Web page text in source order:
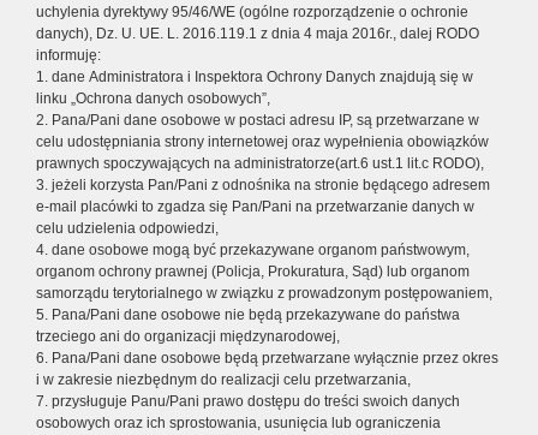
uchylenia dyrektywy 95/46/WE (ogólne rozporządzenie o ochronie
danych), Dz. U. UE. L. 2016.119.1 z dnia 4 maja 2016r., dalej RODO
informuję:
1. dane Administratora i Inspektora Ochrony Danych znajdują się w
linku „Ochrona danych osobowych”,
2. Pana/Pani dane osobowe w postaci adresu IP, są przetwarzane w
celu udostępniania strony internetowej oraz wypełnienia obowiązków
prawnych spoczywających na administratorze(art.6 ust.1 lit.c RODO),
3. jeżeli korzysta Pan/Pani z odnośnika na stronie będącego adresem
e-mail placówki to zgadza się Pan/Pani na przetwarzanie danych w
celu udzielenia odpowiedzi,
4. dane osobowe mogą być przekazywane organom państwowym,
organom ochrony prawnej (Policja, Prokuratura, Sąd) lub organom
samorządu terytorialnego w związku z prowadzonym postępowaniem,
5. Pana/Pani dane osobowe nie będą przekazywane do państwa
trzeciego ani do organizacji międzynarodowej,
6. Pana/Pani dane osobowe będą przetwarzane wyłącznie przez okres
i w zakresie niezbędnym do realizacji celu przetwarzania,
7. przysługuje Panu/Pani prawo dostępu do treści swoich danych
osobowych oraz ich sprostowania, usunięcia lub ograniczenia